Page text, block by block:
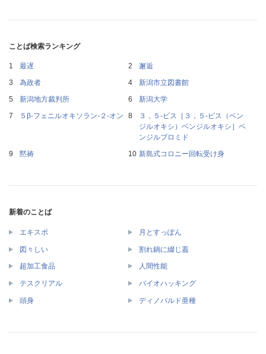
ことば検索ランキング
最遅
邂逅
為政者
新潟市立図書館
新潟地方裁判所
新潟大学
５β‐フェニルオキソラン‐２‐オン
３，５‐ビス［３，５‐ビス（ベン
ジルオキシ）ベンジルオキシ］ベ
ンジルブロミド
黙祷
新島式コロニー回転受け身
新着のことば
エキスポ 月とすっぽん
図々しい 割れ鍋に綴じ蓋
超加工食品 人間性能
テスクリアル バイオハッキング
頭身 ディノバルド亜種